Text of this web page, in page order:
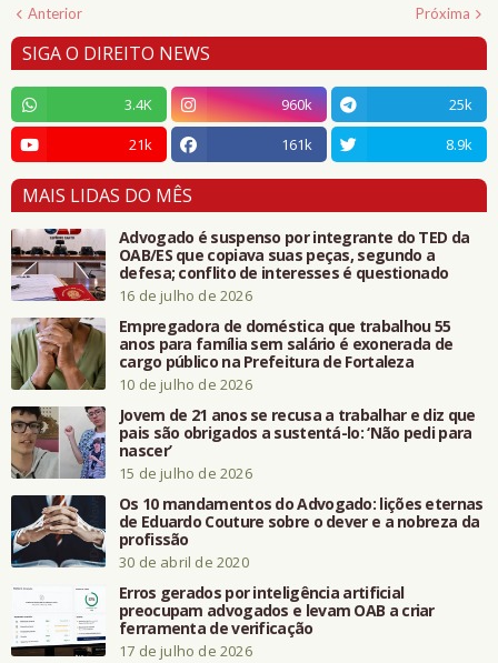
Anterior Próxima
SIGA O DIREITO NEWS
3.4K 960k
25k
21k
161k 8.9k
MAIS LIDAS DO MÊS
Advogado é suspenso por integrante do TED da
OAB/ES que copiava suas peças, segundo a
defesa; conflito de interesses é questionado
16 de julho de 2026
Empregadora de doméstica que trabalhou 55
anos para família sem salário é exonerada de
cargo público na Prefeitura de Fortaleza
10 de julho de 2026
Jovem de 21 anos se recusa a trabalhar e diz que
pais são obrigados a sustentá-lo: ‘Não pedi para
nascer’
15 de julho de 2026
Os 10 mandamentos do Advogado: lições eternas
de Eduardo Couture sobre o dever e a nobreza da
profissão
30 de abril de 2020
Erros gerados por inteligência artificial
preocupam advogados e levam OAB a criar
ferramenta de verificação
17 de julho de 2026